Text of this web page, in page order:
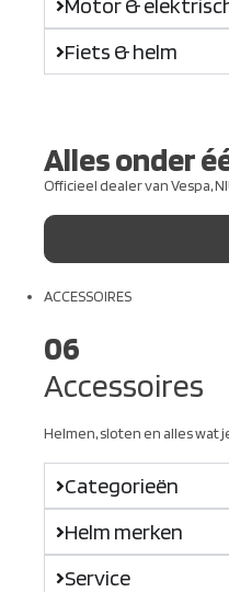
Motor &
Fiets & helm
Alles onder
Officieel dealer van Vespa,
ACCESSOIRES
06
Accessoires
Helmen, sloten en alles wat
Categorieën
Helm merken
Service